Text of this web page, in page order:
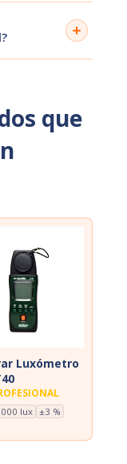
que
Luxómetro
lux ±3 %